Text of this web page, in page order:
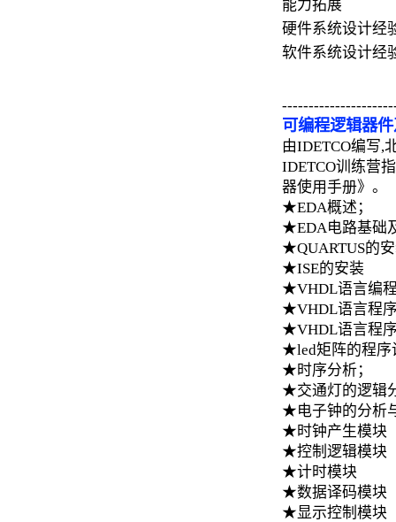
能力拓展
硬件系统设计经
软件系统设计经
可编程逻辑器
由IDETCO编写,
IDETCO训练营
器使用手册》。
★EDA概述；
★EDA电路基础
★QUARTUS的
★ISE的安装
★VHDL语言编
★VHDL语言程
★VHDL语言程
★led矩阵的程序
★时序分析；
★交通灯的逻辑
★电子钟的分析
★时钟产生模块
★控制逻辑模块
★计时模块
★数据译码模块
★显示控制模块